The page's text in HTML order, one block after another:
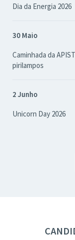
Dia da Energia 2026
30 Maio
Caminhada da
pirilampos
2 Junho
Unicorn Day 2026